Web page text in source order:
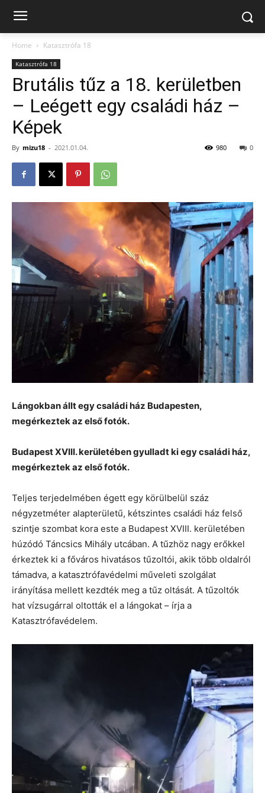
Home Katasztrófa 18
Katasztrófa 18
Brutális tűz a 18. kerületben
– Leégett egy családi ház –
Képek
By mizu18 - 2021.01.04. 0
980
Lángokban állt egy családi ház Budapesten,
megérkeztek az első fotók.
Budapest XVIII. kerületében gyulladt ki egy családi ház,
megérkeztek az első fotók.
Teljes terjedelmében égett egy körülbelül száz
négyzetméter alapterületű, kétszintes családi ház felső
szintje szombat kora este a Budapest XVIII. kerületében
húzódó Táncsics Mihály utcában. A tűzhöz nagy erőkkel
érkeztek ki a főváros hivatásos tűzoltói, akik több oldalról
támadva, a katasztrófavédelmi műveleti szolgálat
irányítása mellett kezdték meg a tűz oltását. A tűzoltók
hat vízsugárral oltották el a lángokat – írja a
Katasztrófavédelem.